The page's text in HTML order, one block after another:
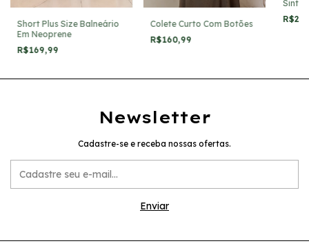
Short Plus Size Balneário
Em Neoprene
R$169,99
Colete Curto Com Botões
R$160,99
Newsletter
Cadastre-se e receba nossas ofertas.